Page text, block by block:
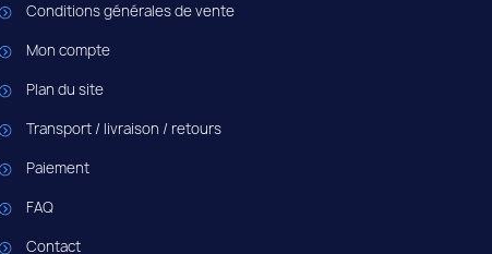
Conditions générales de vente
Mon compte
Plan du site
Transport / livraison / retours
Paiement
FAQ
Contact